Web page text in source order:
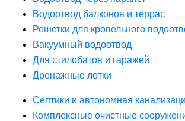
Водоотвод балконов и террас
Решетки для кровельного
Вакуумный водоотвод
Для стилобатов и гаражей
Дренажные лотки
Септики и автономная
Комплексные очистные